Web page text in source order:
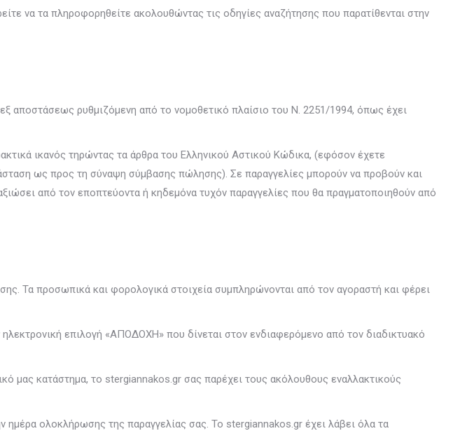
να τα πληροφορηθείτε ακολουθώντας τις οδηγίες αναζήτησης που παρατίθενται στην
ρυθμιζόμενη από το νομοθετικό πλαίσιο του Ν. 2251/1994, όπως έχει
ικανός τηρώντας τα άρθρα του Ελληνικού Αστικού Κώδικα, (εφόσον έχετε
ως προς τη σύναψη σύμβασης πώλησης). Σε παραγγελίες μπορούν να προβούν και
από τον εποπτεύοντα ή κηδεμόνα τυχόν παραγγελίες που θα πραγματοποιηθούν από
Τα προσωπικά και φορολογικά στοιχεία συμπληρώνονται από τον αγοραστή και φέρει
επιλογή «ΑΠΟΔΟΧΗ» που δίνεται στον ενδιαφερόμενο από τον διαδικτυακό
μας κατάστημα, το stergiannakos.gr σας παρέχει τους ακόλουθους εναλλακτικούς
ολοκλήρωσης της παραγγελίας σας. Το stergiannakos.gr έχει λάβει όλα τα